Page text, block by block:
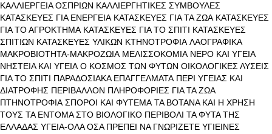
ΚΑΛΛΙΕΡΓΕΙΑ ΟΣΠΡΙΩΝ ΚΑΛΛΙΕΡΓΗΤΙΚΕΣ ΣΥΜΒΟΥΛΕΣ
ΚΑΤΑΣΚΕΥΕΣ ΓΙΑ ΕΝΕΡΓΕΙΑ ΚΑΤΑΣΚΕΥΕΣ ΓΙΑ ΤΑ ΖΩΑ ΚΑΤΑΣΚΕΥΕΣ
ΓΙΑ ΤΟ ΑΓΡΟΚΤΗΜΑ ΚΑΤΑΣΚΕΥΕΣ ΓΙΑ ΤΟ ΣΠΙΤΙ ΚΑΤΑΣΚΕΥΕΣ
ΣΠΙΤΙΩΝ ΚΑΤΑΣΚΕΥΕΣ ΥΛΙΚΩΝ ΚΤΗΝΟΤΡΟΦΙΑ ΛΑΟΓΡΑΦΙΚΑ
ΜΑΚΡΟΒΙΟΤΗΤΑ-ΜΑΚΡΟΖΩΙΑ ΜΕΛΙΣΣΟΚΟΜΙΑ ΝΕΡΟ ΚΑΙ ΥΓΕΙΑ
ΝΗΣΤΕΙΑ ΚΑΙ ΥΓΕΙΑ Ο ΚΟΣΜΟΣ ΤΩΝ ΦΥΤΩΝ ΟΙΚΟΛΟΓΙΚΕΣ ΛΥΣΕΙΣ
ΓΙΑ ΤΟ ΣΠΙΤΙ ΠΑΡΑΔΟΣΙΑΚΑ ΕΠΑΓΓΕΛΜΑΤΑ ΠΕΡΙ ΥΓΕΙΑΣ ΚΑΙ
ΔΙΑΤΡΟΦΗΣ ΠΕΡΙΒΑΛΛΟΝ ΠΛΗΡΟΦΟΡΙΕΣ ΓΙΑ ΤΑ ΖΩΑ
ΠΤΗΝΟΤΡΟΦΙΑ ΣΠΟΡΟΙ ΚΑΙ ΦΥΤΕΜΑ ΤΑ ΒΟΤΑΝΑ ΚΑΙ Η ΧΡΗΣΗ
ΤΟΥΣ ΤΑ ΕΝΤΟΜΑ ΣΤΟ ΒΙΟΛΟΓΙΚΟ ΠΕΡΙΒΟΛΙ ΤΑ ΦΥΤΑ ΤΗΣ
ΕΛΛΑΔΑΣ ΥΓΕΙΑ-ΟΛΑ ΟΣΑ ΠΡΕΠΕΙ ΝΑ ΓΝΩΡΙΖΕΤΕ ΥΓΙΕΙΝΕΣ